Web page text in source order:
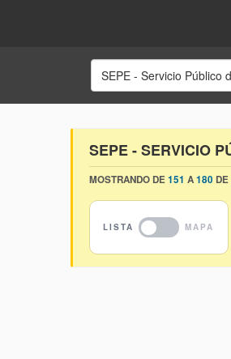
SEPE - SERVICIO
MOSTRANDO DE151 A180 DE